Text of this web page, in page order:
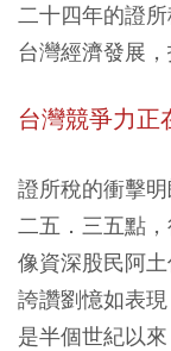
二十四年的證
台灣經濟發展，
台灣競爭力正
證所稅的衝擊
二五．三五點
像資深股民阿
誇讚劉憶如表
是半個世紀以